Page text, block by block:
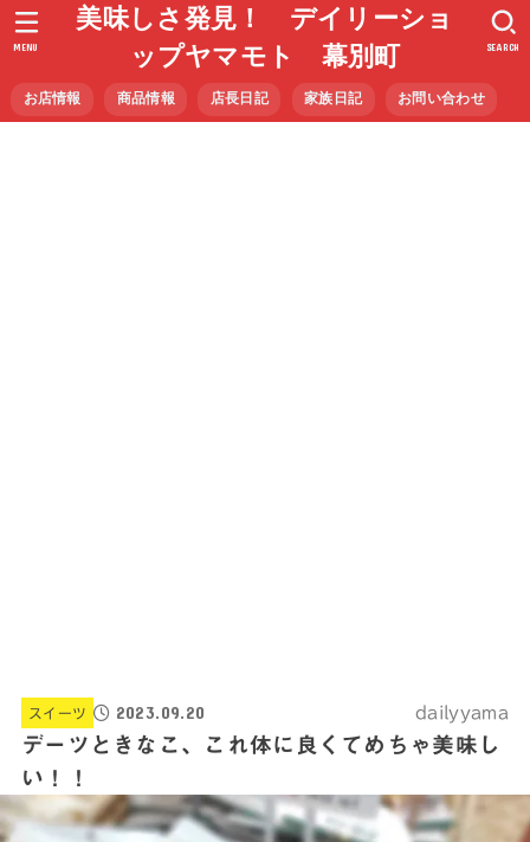
美味しさ発見！ デイリーショ
ップヤマモト 幕別町
お店情報 商品情報 店長日記 家族日記 お問い合わせ
SEARCH
MENU
スイーツ 2023.09.20 dailyyama
デーツときなこ、これ体に良くてめちゃ美味し
い！！